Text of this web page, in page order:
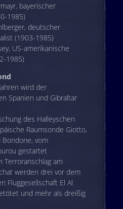
bayerischer
1985)
deutscher
(1903-1985)
US-amerikanische
1985)
wird der
Spanien und Gibraltar
des Halleyschen
Raumsonde Giotto,
vom
gestartet
Terroranschlag am
werden drei vor dem
Fluggesellschaft El Al
und mehr als dreißig